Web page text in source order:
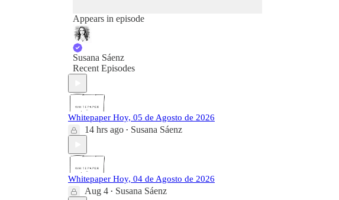
Appears in episode
Susana Sáenz
Recent Episodes
Whitepaper Hoy, 05 de Agosto de 2026
14 hrs ago • Susana Sáenz
Whitepaper Hoy, 04 de Agosto de 2026
Aug 4 • Susana Sáenz